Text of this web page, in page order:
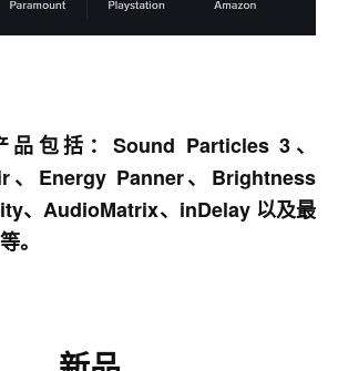
包括：Sound Particles 3、
、Energy Panner、Brightness
、AudioMatrix、inDelay 以及最
。